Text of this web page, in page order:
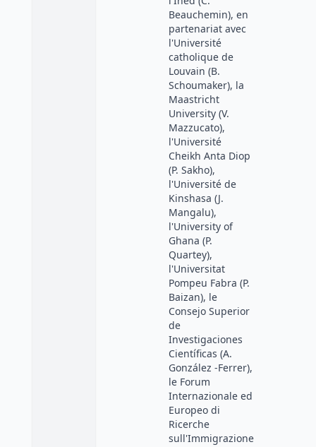
Beauchemin), en
partenariat avec
l'Université
catholique de
Louvain (B.
Schoumaker), la
Maastricht
University (V.
Mazzucato),
l'Université
Cheikh Anta Diop
(P. Sakho),
l'Université de
Kinshasa (J.
Mangalu),
l'University of
Ghana (P.
Quartey),
l'Universitat
Pompeu Fabra (P.
Baizan), le
Consejo Superior
de
Investigaciones
Científicas (A.
González -Ferrer),
le Forum
Internazionale ed
Europeo di
Ricerche
sull'Immigrazione